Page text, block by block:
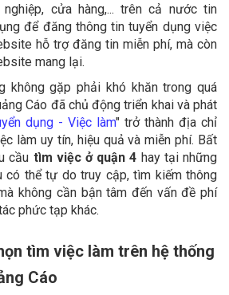
cửa hàng,... trên cả nước tin
để đăng thông tin tuyển dụng việc
hỗ trợ đăng tin miễn phí, mà còn
mang lại.
không gặp phải khó khăn trong quá
Cáo đã chủ động triển khai và phát
dụng - Việc làm" trở thành địa chỉ
làm uy tín, hiệu quả và miễn phí. Bất
cầu tìm việc ở quận 4 hay tại những
có thể tự do truy cập, tìm kiếm thông
không cần bận tâm đến vấn đề phí
phức tạp khác.
tìm việc làm trên hệ thống
Cáo